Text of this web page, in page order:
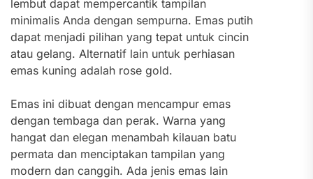
lembut dapat mempercantik tampilan
minimalis Anda dengan sempurna. Emas putih
dapat menjadi pilihan yang tepat untuk cincin
atau gelang. Alternatif lain untuk perhiasan
emas kuning adalah rose gold.
Emas ini dibuat dengan mencampur emas
dengan tembaga dan perak. Warna yang
hangat dan elegan menambah kilauan batu
permata dan menciptakan tampilan yang
modern dan canggih. Ada jenis emas lain